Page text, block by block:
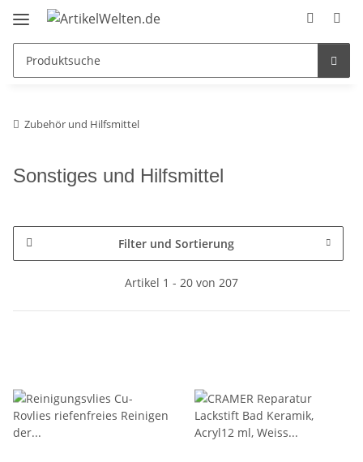
Zubehör und Hilfsmittel
Sonstiges und Hilfsmittel
Filter und Sortierung
Artikel 1 - 20 von 207